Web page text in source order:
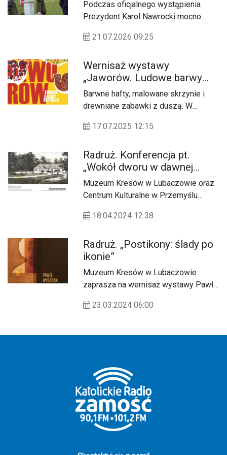
Podczas oficjalnego wystąpienia
Prezydent Karol Nawrocki mocno
21.07.2026 09:25
Wernisaż wystawy
„Jaworów. Ludowe barwy
Roztocza”
Barwne hafty, malowane skrzynie i
drewniane zabawki z duszą. W
niezwykłe świadectwa dziedzictwa
ukraińskiego.
17.07.2025 12:15
Radruż. Konferencja pt.
„Wokół dworu w dawnej
Rzeczypospolitej”
Muzeum Kresów w Lubaczowie oraz
Centrum Kulturalne w Przemyślu
dworu w dawnej Rzeczypospolitej”,
Cerkiewnym w Radrużu w piątek, 19
kwietnia 2024 r.
18.04.2024 12:38
Radruż. „Postikony: ślady po
ikonie”
Muzeum Kresów w Lubaczowie
zaprasza na wernisaż wystawy Pawła
ikonie”, który odbędzie się w
w Zespole Cerkiewnym w Radrużu.
23.03.2024 06:00